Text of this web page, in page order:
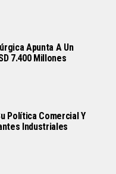
Apunta A Un
7.400 Millones
Política Comercial Y
Industriales